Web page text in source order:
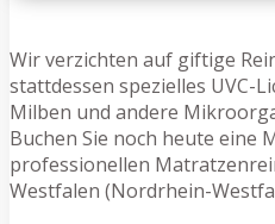
Wir verzichten auf giftige
stattdessen spezielles UVC-
Milben und andere
Buchen Sie noch heute
professionellen
Westfalen (Nordrhein-